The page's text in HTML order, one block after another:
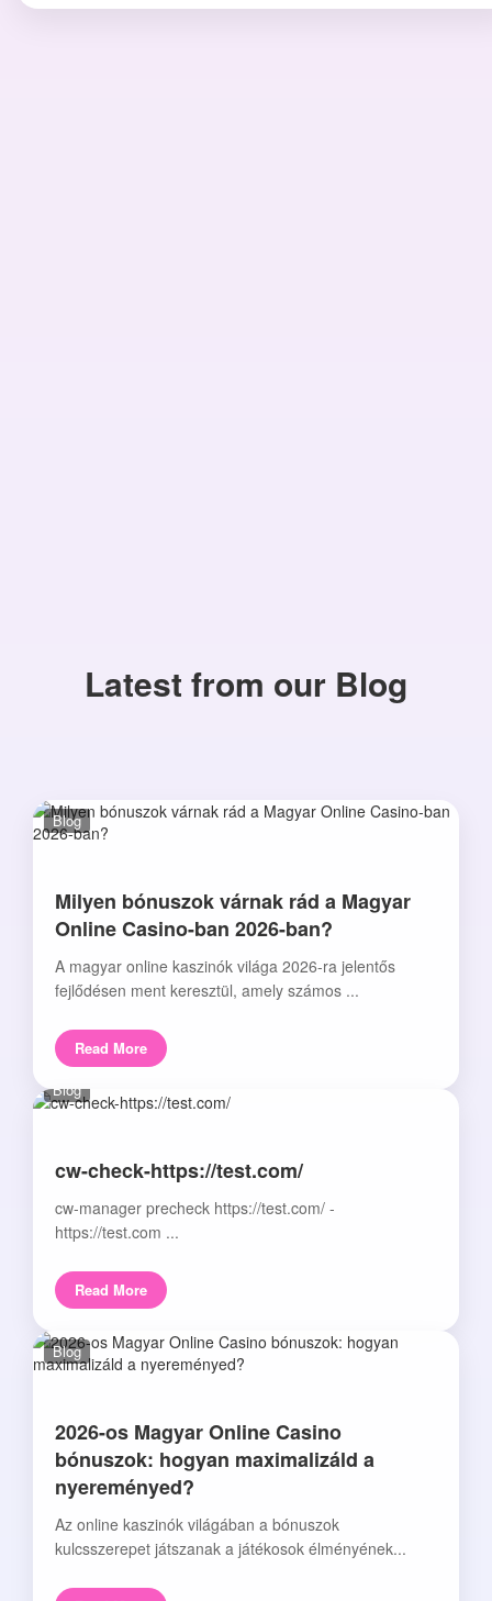
Latest from our Blog
Blog
Milyen bónuszok várnak rád a Magyar
Online Casino-ban 2026-ban?
A magyar online kaszinók világa 2026-ra jelentős
fejlődésen ment keresztül, amely számos ...
Read More
Blog
cw-check-https://test.com/
cw-manager precheck https://test.com/ -
https://test.com ...
Read More
Blog
2026-os Magyar Online Casino
bónuszok: hogyan maximalizáld a
nyereményed?
Az online kaszinók világában a bónuszok
kulcsszerepet játszanak a játékosok élményének...